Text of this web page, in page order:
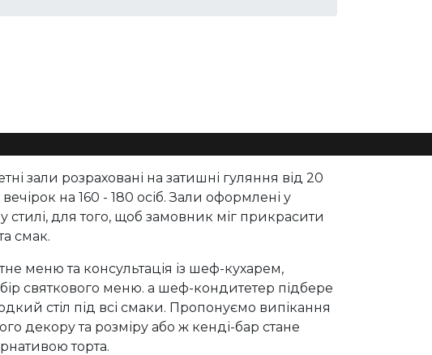
зали розраховані на затишні гуляння від 20
на 160 - 180 осіб. Зали оформлені у
стилі, для того, щоб замовник міг прикрасити
смак.
меню та консультація із шеф-кухарем,
святкового меню. а шеф-кондитетер підбере
стіл під всі смаки. Пропонуємо випікання
декору та розміру або ж кенді-бар стане
торта.